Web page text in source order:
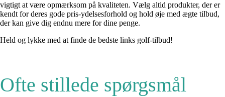
vigtigt at være opmærksom på kvaliteten. Vælg altid produkter, der er
kendt for deres gode pris-ydelsesforhold og hold øje med ægte tilbud,
der kan give dig endnu mere for dine penge.
Held og lykke med at finde de bedste links golf-tilbud!
Ofte stillede spørgsmål